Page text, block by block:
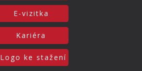
E-vizitka
Kariéra
Logo ke stažení